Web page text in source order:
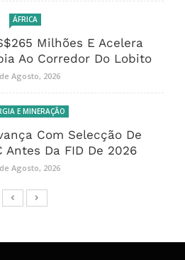
ÁFRICA
Milhões E Acelera
Ao Corredor Do Lobito
Agosto, 2026
E MINERAÇÃO
Com Selecção De
Antes Da FID De 2026
Agosto, 2026